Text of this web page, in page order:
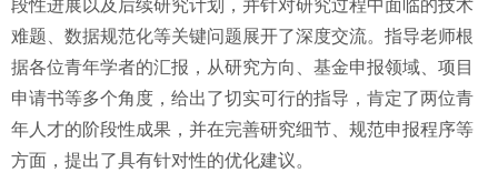
段性进展以及后续研究计划，并针对研究过程中面临的技术
难题、数据规范化等关键问题展开了深度交流。指导老师根
据各位青年学者的汇报，从研究方向、基金申报领域、项目
申请书等多个角度，给出了切实可行的指导，肯定了两位青
年人才的阶段性成果，并在完善研究细节、规范申报程序等
方面，提出了具有针对性的优化建议。